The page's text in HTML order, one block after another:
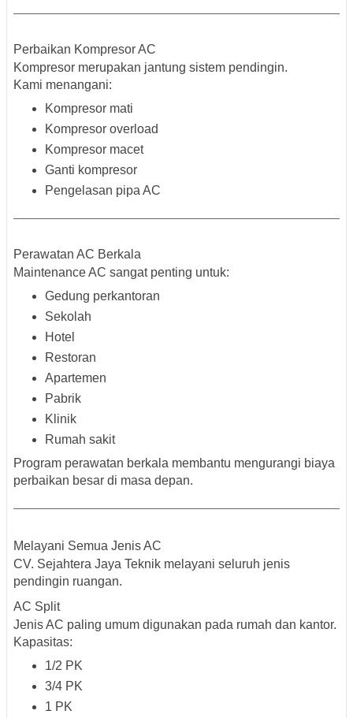
Perbaikan Kompresor AC
Kompresor merupakan jantung sistem pendingin.
Kami menangani:
Kompresor mati
Kompresor overload
Kompresor macet
Ganti kompresor
Pengelasan pipa AC
Perawatan AC Berkala
Maintenance AC sangat penting untuk:
Gedung perkantoran
Sekolah
Hotel
Restoran
Apartemen
Pabrik
Klinik
Rumah sakit
Program perawatan berkala membantu mengurangi biaya
perbaikan besar di masa depan.
Melayani Semua Jenis AC
CV. Sejahtera Jaya Teknik melayani seluruh jenis
pendingin ruangan.
AC Split
Jenis AC paling umum digunakan pada rumah dan kantor.
Kapasitas:
1/2 PK
3/4 PK
1 PK